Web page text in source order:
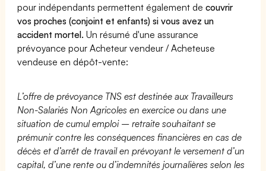
pour indépendants permettent également decouvrir
vos proches (conjoint et enfants) si vous avez un
accident mortel. Un résumé d'une assurance
prévoyance pour Acheteur vendeur / Acheteuse
vendeuse en dépôt-vente:
L’offre de prévoyance TNS est destinée aux Travailleurs
Non-Salariés Non Agricoles en exercice ou dans une
situation de cumul emploi – retraite souhaitant se
prémunir contre les conséquences financières en cas de
décès et d’arrêt de travail en prévoyant le versement d’un
capital, d’une rente ou d’indemnités journalières selon les